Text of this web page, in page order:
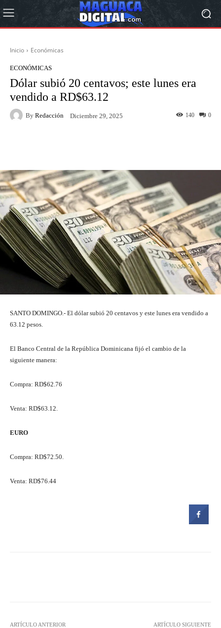
Inicio Económicas
ECONÓMICAS
Dólar subió 20 centavos; este lunes era
vendido a RD$63.12
By Redacción Diciembre 29, 2025 0
140
SANTO DOMINGO.- El dólar subió 20 centavos y este lunes era vendido a
63.12 pesos.
El Banco Central de la República Dominicana fijó el cambio de la
siguiente manera:
Compra: RD$62.76
Venta: RD$63.12.
EURO
Compra: RD$72.50.
Venta: RD$76.44
ARTÍCULO ANTERIOR ARTÍCULO SIGUIENTE